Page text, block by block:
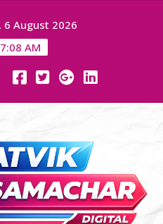
6 August 2026
AM